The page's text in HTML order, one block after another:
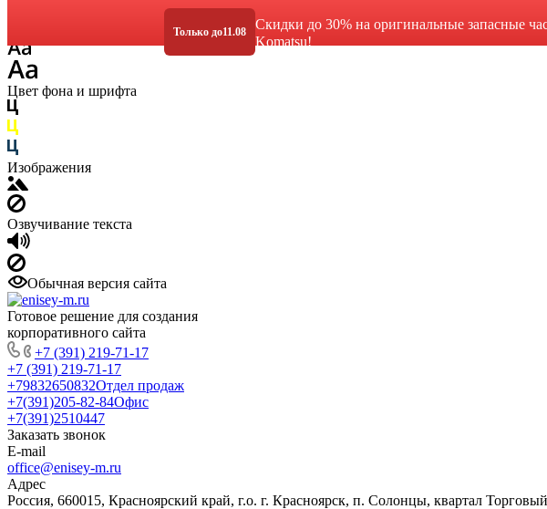
Только до11.08
Скидки до 30% на оригинальные запасные
Komatsu!
Цвет фона и шрифта
Изображения
Озвучивание текста
Обычная версия сайта
Готовое решение для создания
корпоративного сайта
+7 (391) 219-71-17
+7 (391) 219-71-17
+79832650832Отдел продаж
+7(391)205-82-84Офис
+7(391)2510447
Заказать звонок
E-mail
office@enisey-m.ru
Адрес
Россия, 660015, Красноярский край, г.о. г. Красноярск, п. Солонцы, квартал